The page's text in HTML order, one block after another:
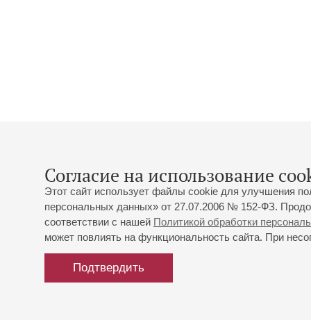
Согласие на использование
Этот сайт использует файлы cookie для улучшения
персональных данных» от 27.07.2006 № 152-ФЗ.
соответствии с нашей Политикой обработки
может повлиять на функциональность сайта. При
Подтвердить